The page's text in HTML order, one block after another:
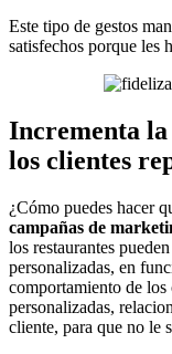
Este tipo de gestos
satisfechos porque les
Incrementa la
los clientes
¿Cómo puedes hacer
campañas de
los restaurantes
personalizadas, en
comportamiento de los
personalizadas,
cliente, para que no le